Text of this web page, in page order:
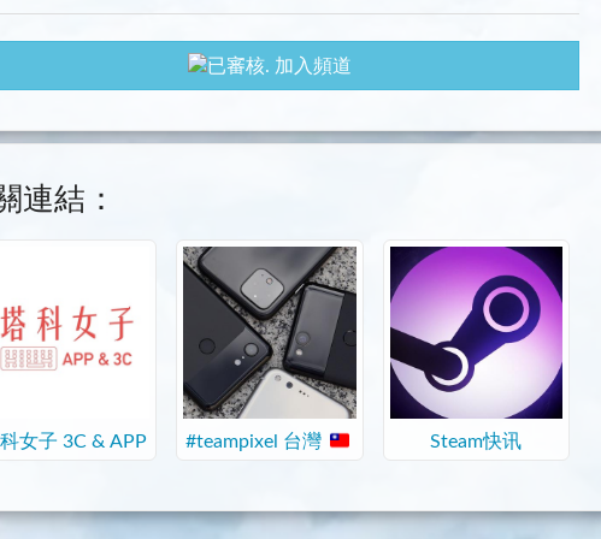
加入頻道
連結：
女子 3C & APP #teampixel 台灣 Steam快讯